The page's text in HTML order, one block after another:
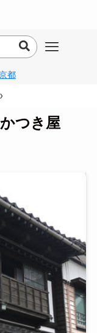
都
つき屋